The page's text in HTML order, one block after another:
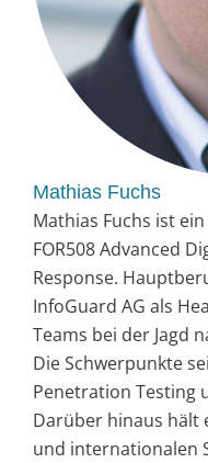
Mathias Fuchs
Mathias Fuchs ist
FOR508 Advanced
Response.
InfoGuard AG als
Teams bei der Jagd
Die Schwerpunkte
Penetration Testing
Darüber hinaus hält
und internationalen